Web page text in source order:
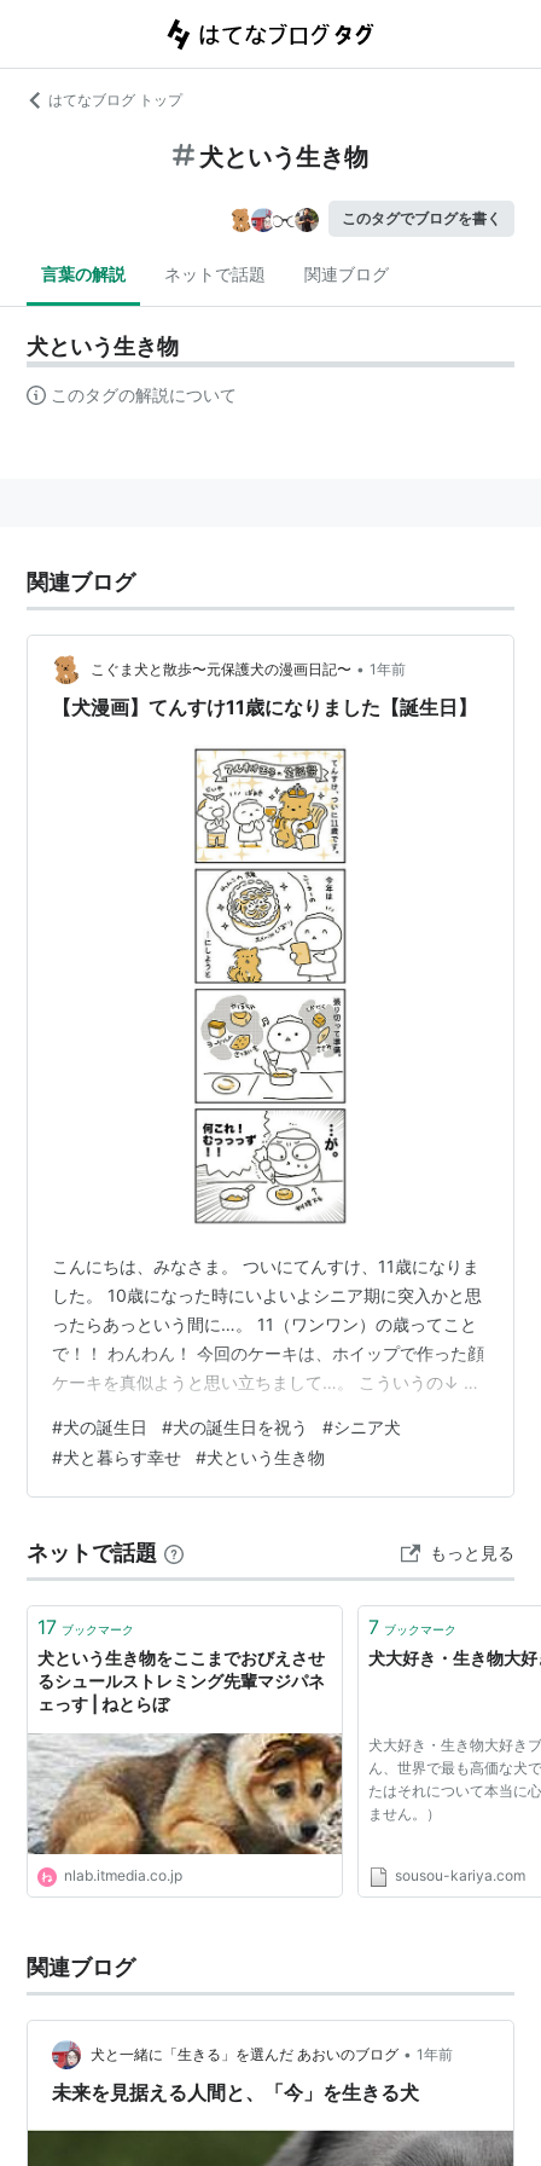
はてなブログ トップ
犬という生き物
このタグでブログを書く
言葉の解説 ネットで話題 関連ブログ
犬という生き物
このタグの解説について
関連ブログ
こぐま犬と散歩〜元保護犬の漫画日記〜 • 1年前
【犬漫画】てんすけ11歳になりました【誕生日】
こんにちは、みなさま。 ついにてんすけ、11歳になりま
した。 10歳になった時にいよいよシニア期に突入かと思
ったらあっという間に…。 11（ワンワン）の歳ってこと
で！！ わんわん！ 今回のケーキは、ホイップで作った顔
ケーキを真似ようと思い立ちまして…。 こういうの↓ 誕
ケーキ13.5cm（4名様）4号 スイーツ フルーツタルト タ
ルト ホールケーキ 苺たっぷり お取り寄せ 記念日 結婚記
念日 ケーキ ギフト 大人 子供価格: 4000 円楽天で詳細を
ーキ・犬ケーキ・誕生日 ）価格: 68…
#犬の誕生日 #犬の誕生日を祝う #シニア犬
#犬と暮らす幸せ #犬という生き物
ネットで話題 もっと見る
17 ブックマーク
犬という生き物をここまでおびえさせ
るシュールストレミング先輩マジパネ
ェっす | ねとらぼ
nlab.itmedia.co.jp
7 ブックマーク
犬大好き・生き物大
犬大好き・生き物大好き
ん、世界で最も高価な犬
たはそれについて本当に
ません。）
sousou-kariya.com
関連ブログ
犬と一緒に「生きる」を選んだ あおいのブログ • 1年前
未来を見据える人間と、「今」を生きる犬